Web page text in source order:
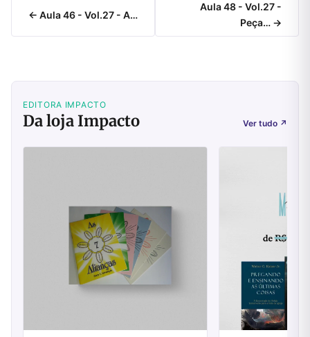
← Aula 46 - Vol.27 - A…
Aula 48 - Vol.27 -
Peça… →
EDITORA IMPACTO
Da loja Impacto Ver tudo ↗